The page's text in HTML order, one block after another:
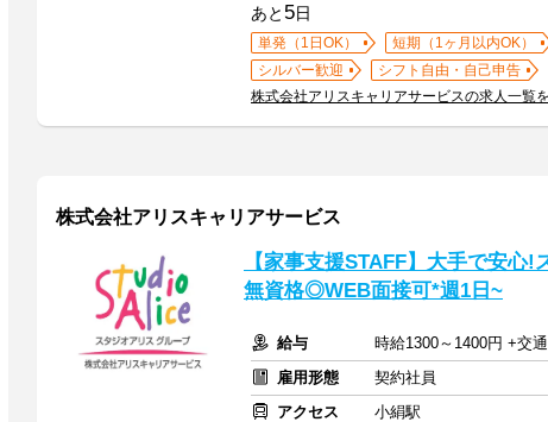
あと 5日
単発（1日OK） 短期（1ヶ月以内OK）
シルバー歓迎
シフト自由・自己申告
株式会社アリスキャリアサービスの求人一覧
株式会社アリスキャリアサービス
【家事支援STAFF】大手で安心!
無資格◎WEB面接可*週1日~
給与
時給1300～1400円 +交
雇用形態
契約社員
アクセス
小絹駅